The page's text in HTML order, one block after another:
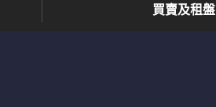
買賣及租盤